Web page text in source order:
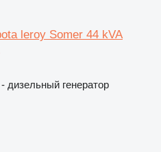
leroy Somer 44 kVA
генератор